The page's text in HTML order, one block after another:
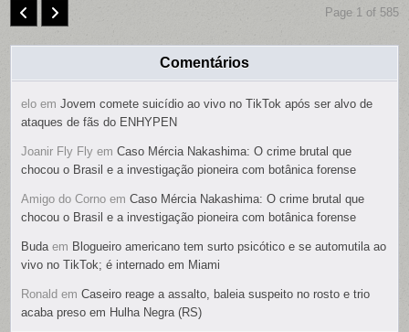
Page 1 of 585
Comentários
elo emJovem comete suicídio ao vivo no TikTok após ser alvo de
ataques de fãs do ENHYPEN
Joanir Fly Fly emCaso Mércia Nakashima: O crime brutal que
chocou o Brasil e a investigação pioneira com botânica forense
Amigo do Corno emCaso Mércia Nakashima: O crime brutal que
chocou o Brasil e a investigação pioneira com botânica forense
Buda em Blogueiro americano tem surto psicótico e se automutila ao
vivo no TikTok; é internado em Miami
Ronald emCaseiro reage a assalto, baleia suspeito no rosto e trio
acaba preso em Hulha Negra (RS)